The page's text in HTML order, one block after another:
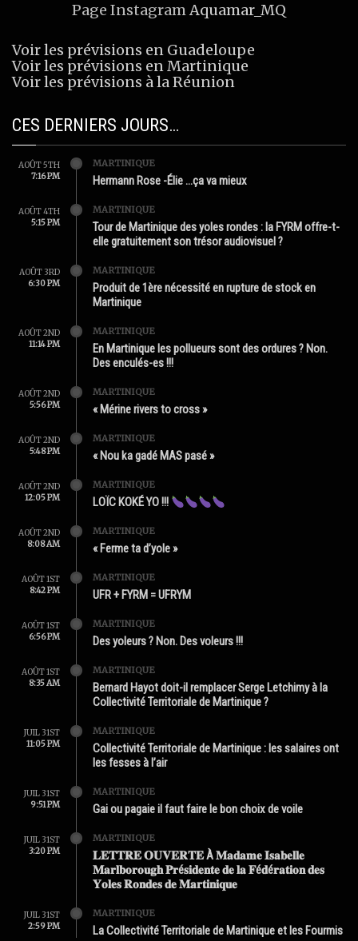
Page InstagramAquamar_MQ
Voir les prévisions en Guadeloupe
Voir les prévisions en Martinique
Voir les prévisions à la Réunion
CES DERNIERS JOURS…
AOÛT 5TH
7:16 PM
MARTINIQUE
Hermann Rose -Élie …ça va mieux
AOÛT 4TH
5:15 PM
MARTINIQUE
Tour de Martinique des yoles rondes : la FYRM offre-t-
elle gratuitement son trésor audiovisuel ?
AOÛT 3RD
6:30 PM
MARTINIQUE
Produit de 1ère nécessité en rupture de stock en
Martinique
AOÛT 2ND
11:14 PM
MARTINIQUE
En Martinique les pollueurs sont des ordures ? Non.
Des enculés-es !!!
AOÛT 2ND
5:56 PM
MARTINIQUE
« Mérine rivers to cross »
AOÛT 2ND
5:48 PM
MARTINIQUE
« Nou ka gadé MAS pasé »
AOÛT 2ND
12:05 PM
MARTINIQUE
LOÏC KOKÉ YO !!!
AOÛT 2ND
8:08 AM
MARTINIQUE
« Ferme ta d’yole »
AOÛT 1ST
8:42 PM
MARTINIQUE
UFR + FYRM = UFRYM
AOÛT 1ST
6:56 PM
MARTINIQUE
Des yoleurs ? Non. Des voleurs !!!
AOÛT 1ST
8:35 AM
MARTINIQUE
Bernard Hayot doit-il remplacer Serge Letchimy à la
Collectivité Territoriale de Martinique ?
JUIL 31ST
11:05 PM
MARTINIQUE
Collectivité Territoriale de Martinique : les salaires ont
les fesses à l’air
JUIL 31ST
9:51 PM
MARTINIQUE
Gai ou pagaie il faut faire le bon choix de voile
JUIL 31ST
3:20 PM
MARTINIQUE
𝐋𝐄𝐓𝐓𝐑𝐄 𝐎𝐔𝐕𝐄𝐑𝐓𝐄 À 𝐌𝐚𝐝𝐚𝐦𝐞 𝐈𝐬𝐚𝐛𝐞𝐥𝐥𝐞
𝐌𝐚𝐫𝐥𝐛𝐨𝐫𝐨𝐮𝐠𝐡 𝐏𝐫é𝐬𝐢𝐝𝐞𝐧𝐭𝐞 𝐝𝐞 𝐥𝐚 𝐅é𝐝é𝐫𝐚𝐭𝐢𝐨𝐧 𝐝𝐞𝐬
𝐘𝐨𝐥𝐞𝐬 𝐑𝐨𝐧𝐝𝐞𝐬 𝐝𝐞 𝐌𝐚𝐫𝐭𝐢𝐧𝐢𝐪𝐮𝐞
JUIL 31ST
2:59 PM
MARTINIQUE
La Collectivité Territoriale de Martinique et les Fourmis